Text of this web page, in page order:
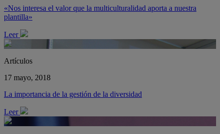
«Nos interesa el valor que la multiculturalidad aporta a nuestra
plantilla»
Leer
Artículos
17 mayo, 2018
La importancia de la gestión de la diversidad
Leer